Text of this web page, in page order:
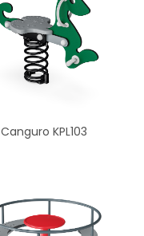
Canguro KPL103